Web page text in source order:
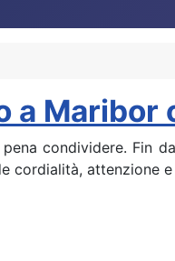
a Maribor
condividere. Fin
attenzione